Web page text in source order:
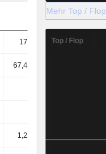
176 Mio. 96,4 Mio.
67,47 Mio.
1,21 Mio.
Mehr Top / Flop
Top / Flop